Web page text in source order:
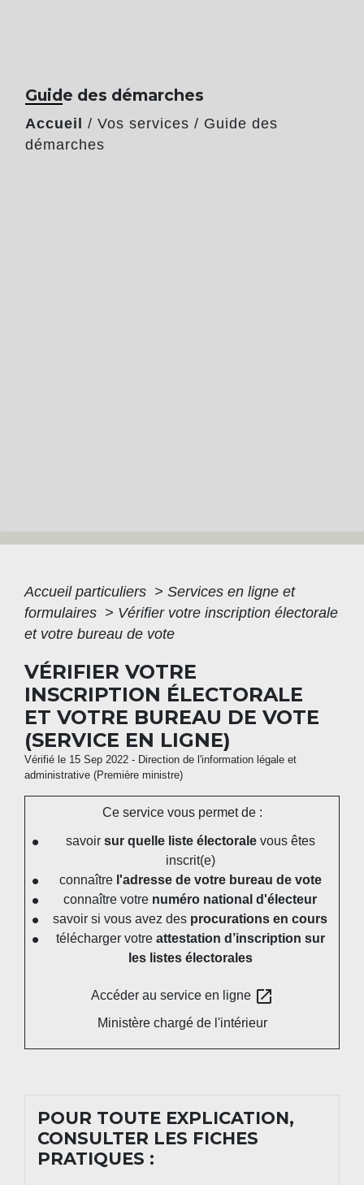
Guide des démarches
Accueil / Vos services / Guide des
démarches
Accueil particuliers > Services en ligne et
formulaires > Vérifier votre inscription électorale
et votre bureau de vote
VÉRIFIER VOTRE
INSCRIPTION ÉLECTORALE
ET VOTRE BUREAU DE VOTE
(SERVICE EN LIGNE)
Vérifié le 15 Sep 2022 - Direction de l'information légale et
administrative (Première ministre)
Ce service vous permet de :
savoir sur quelle liste électoralevous êtes
inscrit(e)
connaître l'adresse de votre bureau de vote
connaître votre numéro national d'électeur
savoir si vous avez des procurations en cours
télécharger votre attestation d’inscription sur
les listes électorales
Accéder au service en ligne open_in_new
Ministère chargé de l'intérieur
POUR TOUTE EXPLICATION,
CONSULTER LES FICHES
PRATIQUES :